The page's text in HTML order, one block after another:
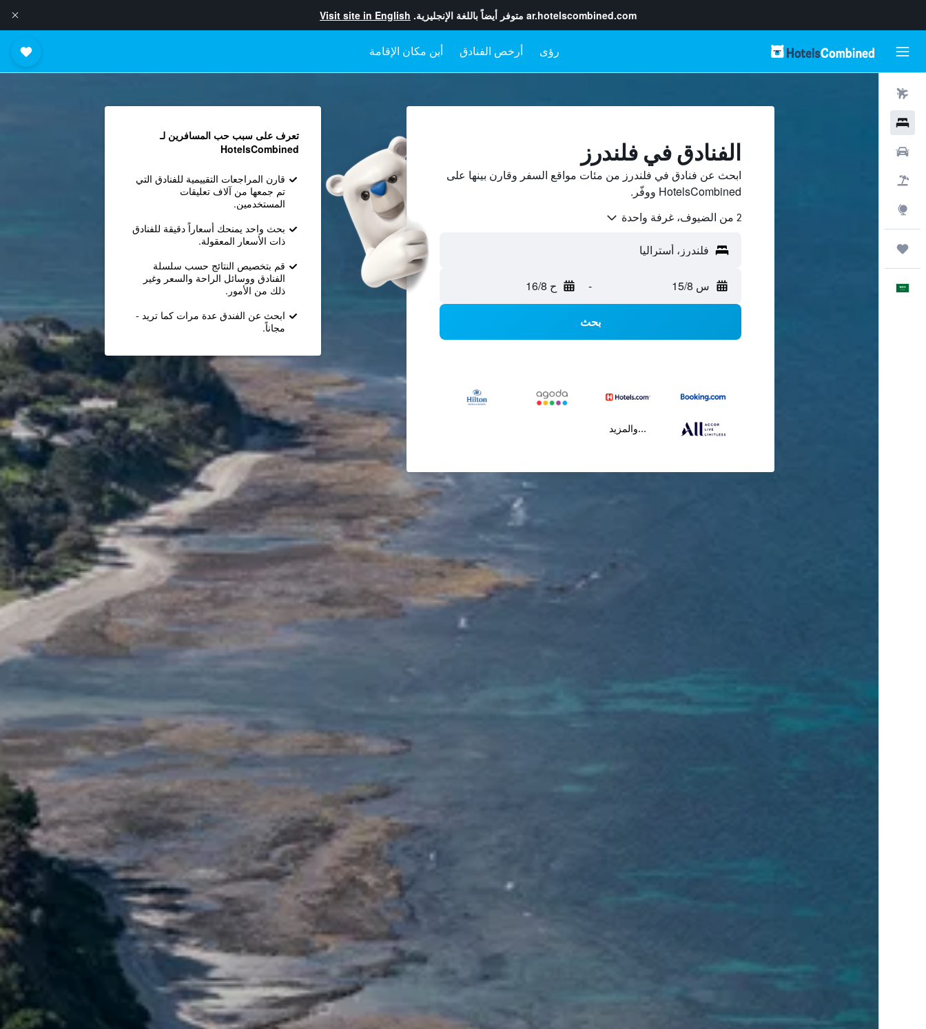
ar.hotelscombined.com متوفر أيضاً باللغة الإنجليزية. Visit site in English
رؤى أرخص الفنادق أين مكان الإقامة
الفنادق في فلندرز
ابحث عن فنادق في فلندرز من مئات مواقع السفر وقارن بينها على
HotelsCombined ووفّر.
2 من الضيوف، غرفة واحدة
س 15/8 - ح 16/8
بحث
...والمزيد
تعرف على سبب حب المسافرين لـ
HotelsCombined
قارن المراجعات التقييمية للفنادق التي
تم جمعها من آلاف تعليقات
المستخدمين.
بحث واحد يمنحك أسعاراً دقيقة للفنادق
ذات الأسعار المعقولة.
قم بتخصيص النتائج حسب سلسلة
الفنادق ووسائل الراحة والسعر وغير
ذلك من الأمور.
ابحث عن الفندق عدة مرات كما تريد -
مجاناً.